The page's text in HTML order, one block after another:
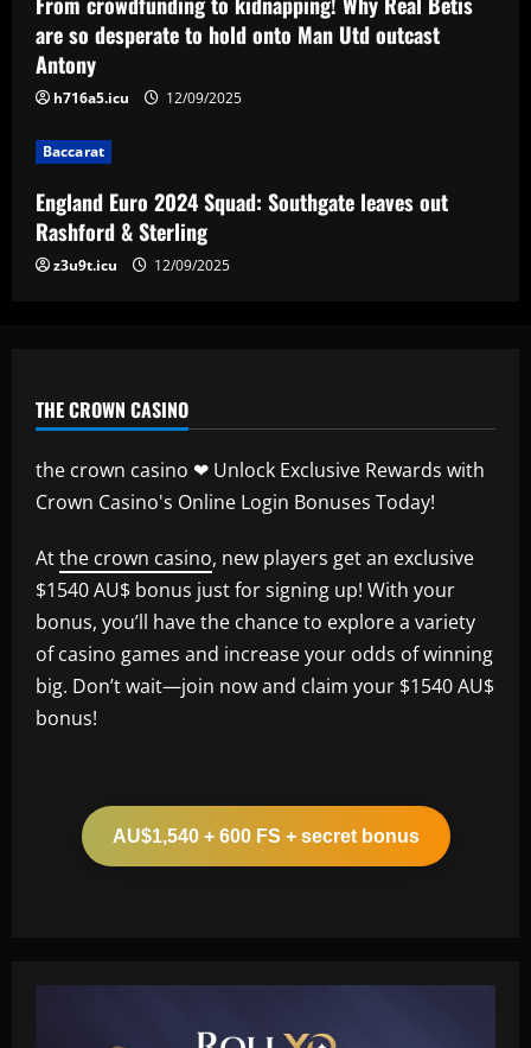
leaves out Rashford & Sterling
5 12/09/2025
are so desperate to hold onto Man Utd outcast
Antony
h716a5.icu 12/09/2025
Baccarat
England Euro 2024 Squad: Southgate leaves out
Rashford & Sterling
z3u9t.icu 12/09/2025
THE CROWN CASINO
the crown casino ❤ Unlock Exclusive Rewards with
Crown Casino's Online Login Bonuses Today!
Atthe crown casino, new players get an exclusive
$1540 AU$ bonus just for signing up! With your
bonus, you’ll have the chance to explore a variety
of casino games and increase your odds of winning
big. Don’t wait—join now and claim your $1540 AU$
bonus!
AU$1,540 + 600 FS + secret bonus